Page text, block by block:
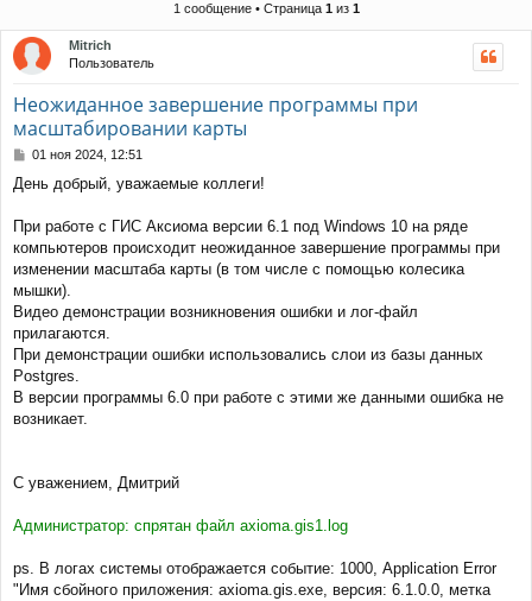
1 сообщение • Страница 1из 1
Mitrich
Пользователь
Неожиданное завершение программы при
масштабировании карты
С
о
щ
е
и
е
01 ноя 2024, 12:51
День добрый, уважаемые коллеги!
При работе с ГИС Аксиома версии 6.1 под Windows 10 на ряде
компьютеров происходит неожиданное завершение программы при
изменении масштаба карты (в том числе с помощью колесика
мышки).
Видео демонстрации возникновения ошибки и лог-файл
прилагаются.
При демонстрации ошибки использовались слои из базы данных
Postgres.
В версии программы 6.0 при работе с этими же данными ошибка не
возникает.
С уважением, Дмитрий
Администратор: спрятан файл axioma.gis1.log
ps. В логах системы отображается событие: 1000, Application Error
"Имя сбойного приложения: axioma.gis.exe, версия: 6.1.0.0, метка